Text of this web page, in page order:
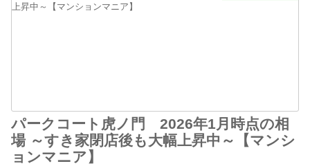
パークコート虎ノ門 2026年1月時点の相
場 ～すき家閉店後も大幅上昇中～【マンシ
ョンマニア】